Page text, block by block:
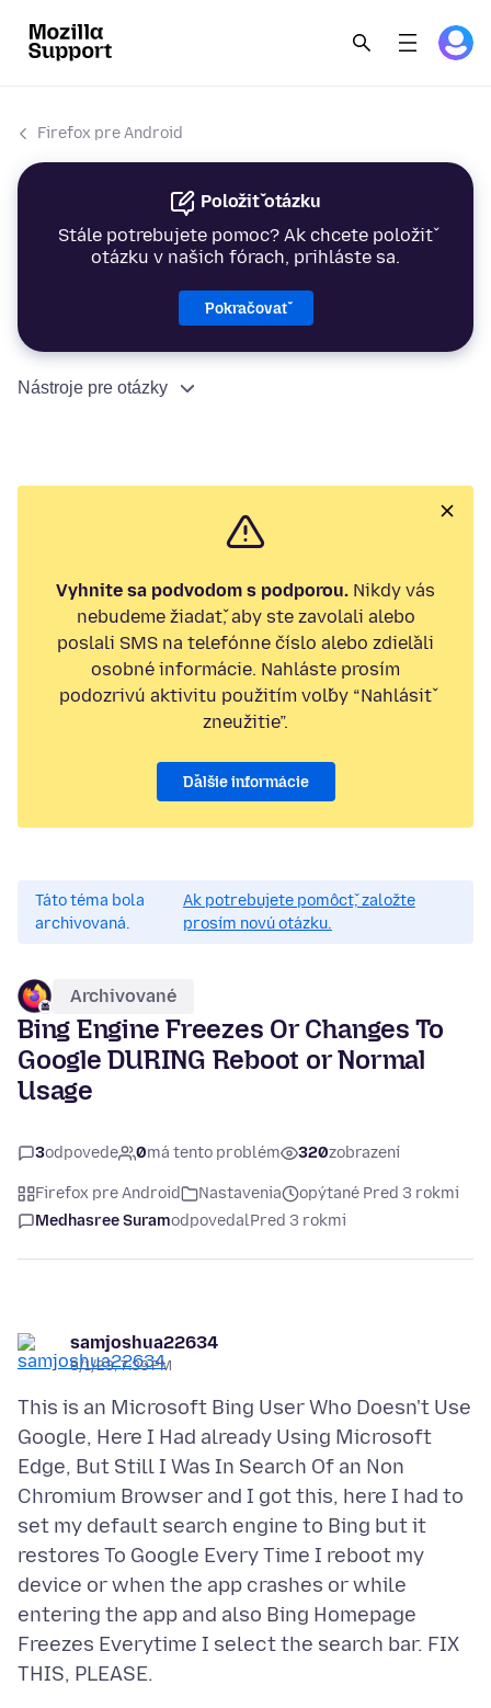
Firefox pre Android
Položiť otázku
Stále potrebujete pomoc? Ak chcete položiť
otázku v našich fórach, prihláste sa.
Pokračovať
Nástroje pre otázky
Vyhnite sa podvodom s podporou. Nikdy vás
nebudeme žiadať, aby ste zavolali alebo
poslali SMS na telefónne číslo alebo zdieľali
osobné informácie. Nahláste prosím
podozrivú aktivitu použitím voľby “Nahlásiť
zneužitie”.
Ďalšie informácie
Táto téma bola
archivovaná.
Ak potrebujete pomôcť, založte
prosím novú otázku.
Archivované
Bing Engine Freezes Or Changes To
Google DURING Reboot or Normal
Usage
3odpovede 0má tento problém 320zobrazení
Firefox pre Android Nastavenia
opýtané Pred 3 rokmi
Medhasree SuramodpovedalPred 3 rokmi
samjoshua22634
8/1/23, 7:39 PM
This is an Microsoft Bing User Who Doesn't Use
Google, Here I Had already Using Microsoft
Edge, But Still I Was In Search Of an Non
Chromium Browser and I got this, here I had to
set my default search engine to Bing but it
restores To Google Every Time I reboot my
device or when the app crashes or while
entering the app and also Bing Homepage
Freezes Everytime I select the search bar. FIX